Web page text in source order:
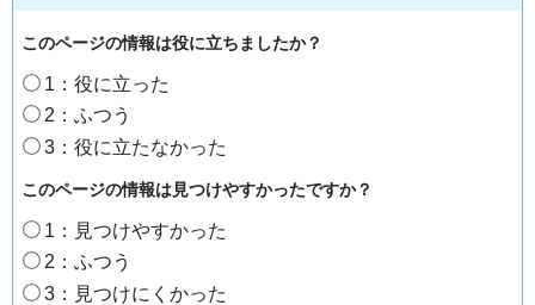
このページの情報は役に立ちましたか？
1：役に立った
2：ふつう
3：役に立たなかった
このページの情報は見つけやすかったですか？
1：見つけやすかった
2：ふつう
3：見つけにくかった